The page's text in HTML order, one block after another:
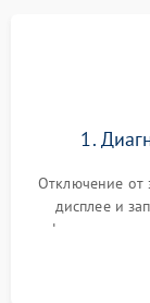
1.
Отключение от
дисплее и
фильтра,